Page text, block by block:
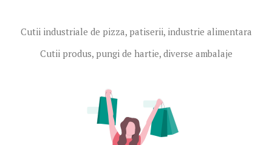
Cutii industriale de pizza, patiserii, industrie alimentara
Cutii produs, pungi de hartie, diverse ambalaje